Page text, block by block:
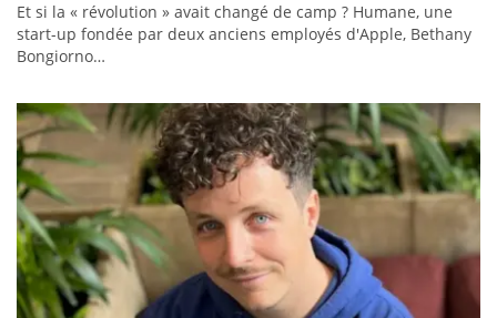
Et si la « révolution » avait changé de camp ? Humane, une
start-up fondée par deux anciens employés d'Apple, Bethany
Bongiorno…